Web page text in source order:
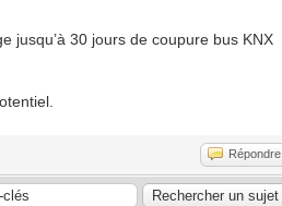
jusqu’à 30 jours de coupure bus KNX
Répondre